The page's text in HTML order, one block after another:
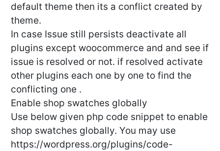
default theme then its a conflict created by
theme.
In case Issue still persists deactivate all
plugins except woocommerce and and see if
issue is resolved or not. if resolved activate
other plugins each one by one to find the
conflicting one .
Enable shop swatches globally
Use below given php code snippet to enable
shop swatches globally. You may use
https://wordpress.org/plugins/code-